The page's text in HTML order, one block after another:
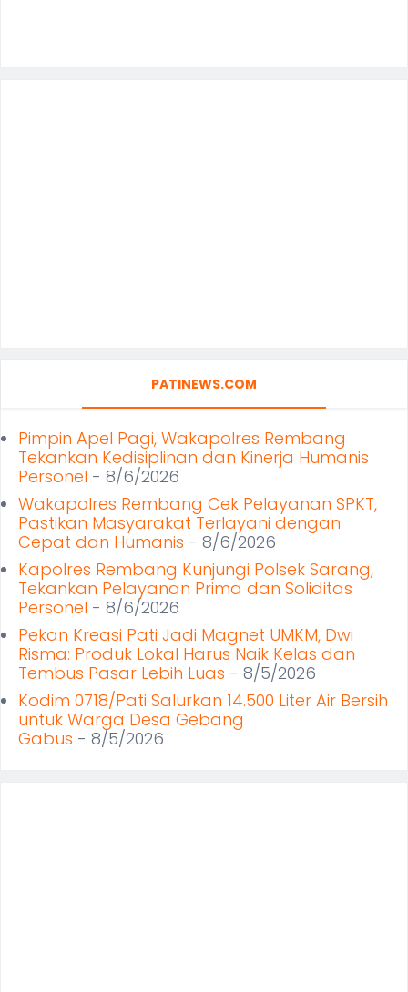
PATINEWS.COM
Pimpin Apel Pagi, Wakapolres Rembang
Tekankan Kedisiplinan dan Kinerja Humanis
Personel - 8/6/2026
Wakapolres Rembang Cek Pelayanan SPKT,
Pastikan Masyarakat Terlayani dengan
Cepat dan Humanis - 8/6/2026
Kapolres Rembang Kunjungi Polsek Sarang,
Tekankan Pelayanan Prima dan Soliditas
Personel - 8/6/2026
Pekan Kreasi Pati Jadi Magnet UMKM, Dwi
Risma: Produk Lokal Harus Naik Kelas dan
Tembus Pasar Lebih Luas - 8/5/2026
Kodim 0718/Pati Salurkan 14.500 Liter Air Bersih
untuk Warga Desa Gebang
Gabus - 8/5/2026